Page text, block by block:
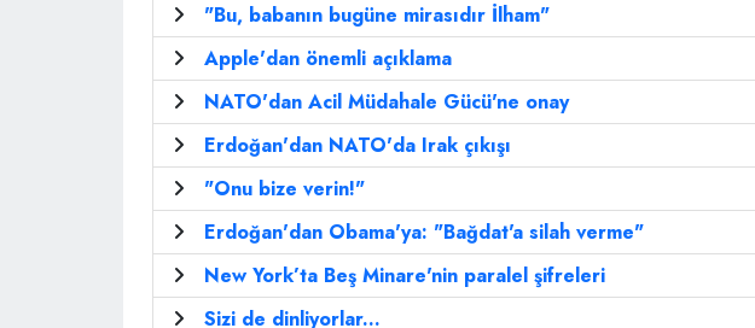
"Bu, babanın bugüne mirasıdır İlham"
Apple'dan önemli açıklama
NATO'dan Acil Müdahale Gücü'ne onay
Erdoğan'dan NATO'da Irak çıkışı
"Onu bize verin!"
Erdoğan'dan Obama'ya: "Bağdat'a silah verme"
New York’ta Beş Minare'nin paralel şifreleri
Sizi de dinliyorlar...